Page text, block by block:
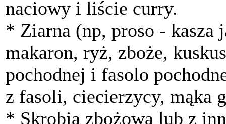
naciowy i liście curry.
* Ziarna (np, proso - kasza
makaron, ryż, zboże,
pochodnej i fasolo
z fasoli, ciecierzycy, mąka
* Skrobia zbożowa lub z